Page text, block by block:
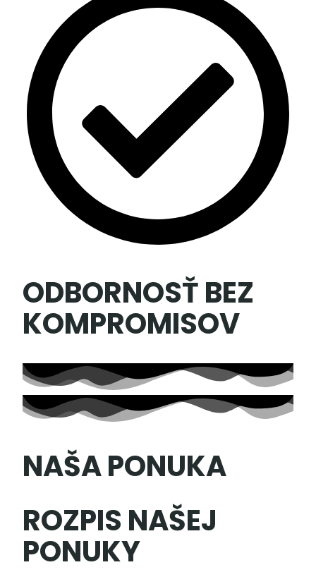
ODBORNOSŤ BEZ
KOMPROMISOV
NAŠA PONUKA
ROZPIS NAŠEJ
PONUKY